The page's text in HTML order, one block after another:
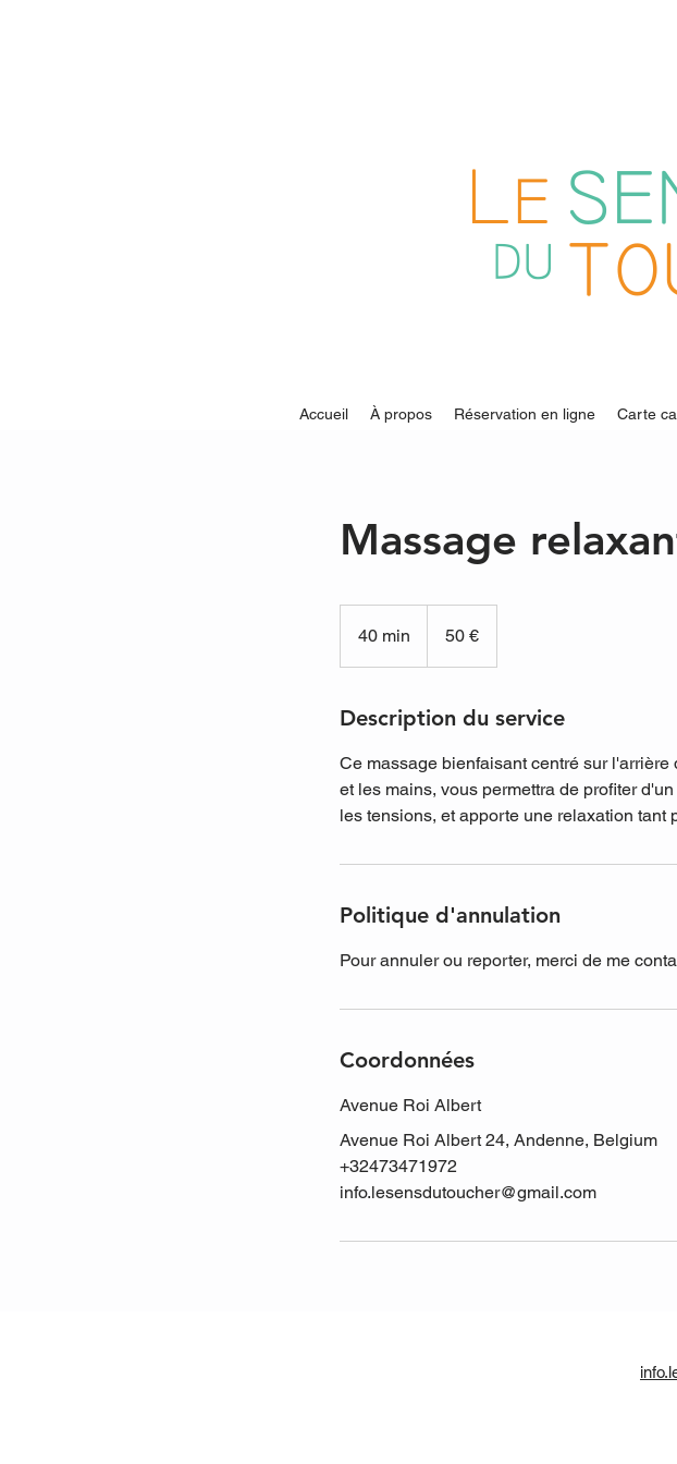
Accueil À propos Réservation en ligne Carte
Massage
40 min
0
i
50 €
Description du service
Ce massage bienfaisant centré sur
et les mains, vous permettra de profiter
les tensions, et apporte une relaxation tant
Politique d'annulation
Pour annuler ou reporter, merci de me
Coordonnées
Avenue Roi Albert
Avenue Roi Albert 24, Andenne, Belgium
+32473471972
info.lesensdutoucher@gmail.com